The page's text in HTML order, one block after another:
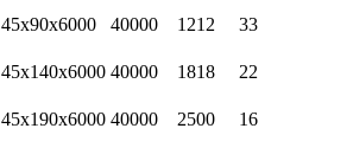
45х90х6000 40000 1212
33
45х140х6000 40000 1818
22
45х190х6000 40000 2500 16